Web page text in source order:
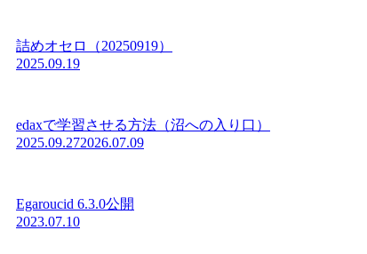
詰めオセロ（20250919）
2025.09.19
edaxで学習させる方法（沼への入り口）
2025.09.272026.07.09
Egaroucid 6.3.0公開
2023.07.10